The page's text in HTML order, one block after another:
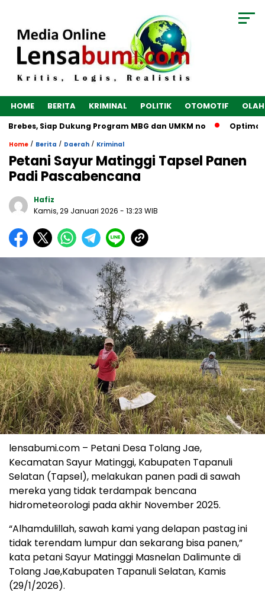
HOME BERITA KRIMINAL POLITIK OTOMOTIF
Siap Dukung Program MBG dan UMKM no Optimalkan
Home / Berita / Daerah / Kriminal
Petani Sayur Matinggi Tapsel Panen
Padi Pascabencana
Hafiz
Kamis, 29 Januari 2026 - 13:23 WIB
lensabumi.com – Petani Desa Tolang Jae,
Kecamatan Sayur Matinggi, Kabupaten Tapanuli
Selatan (Tapsel), melakukan panen padi di sawah
mereka yang tidak terdampak bencana
hidrometeorologi pada akhir November 2025.
“Alhamdulillah, sawah kami yang delapan pastag ini
tidak terendam lumpur dan sekarang bisa panen,”
kata petani Sayur Matinggi Masnelan Dalimunte di
Tolang Jae,Kabupaten Tapanuli Selatan, Kamis
(29/1/2026).